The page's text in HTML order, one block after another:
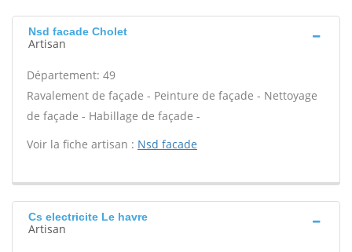
Nsd facade Cholet
Artisan
Département: 49
Ravalement de façade - Peinture de façade - Nettoyage
de façade - Habillage de façade -
Voir la fiche artisan : Nsd facade
Cs electricite Le havre
Artisan